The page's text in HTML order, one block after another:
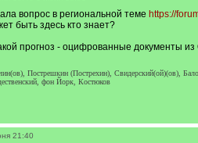
вопрос в региональной теме https://
быть здесь кто знает?
прогноз - оцифрованные документы
Пострешкин (Пострехин), Свидерский(ой)(ов),
фон Йорк, Костюков
21:40